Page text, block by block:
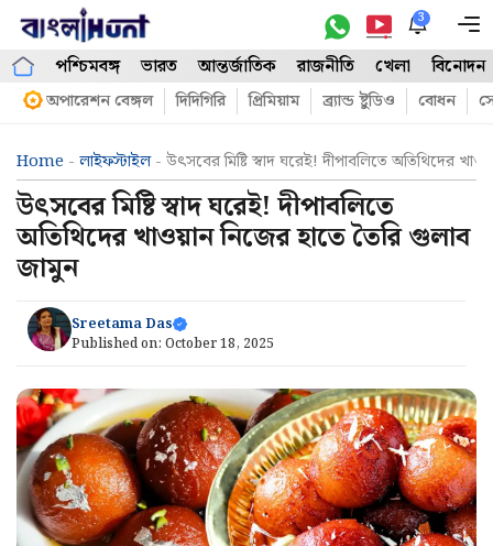
Skip
content
3
পশ্চিমবঙ্গ ভারত আন্তর্জাতিক রাজনীতি খেলা বিনোদন
অপারেশন বেঙ্গল দিদিগিরি প্রিমিয়াম ব্র্যান্ড ষ্টুডিও বোধন
Home - লাইফস্টাইল- উৎসবের মিষ্টি স্বাদ ঘরেই! দীপাবলিতে অতিথিদের
উৎসবের মিষ্টি স্বাদ ঘরেই! দীপাবলিতে
অতিথিদের খাওয়ান নিজের হাতে তৈরি গুলাব
জামুন
Sreetama Das
Published on: October 18, 2025